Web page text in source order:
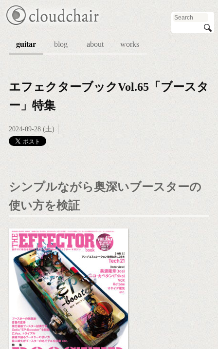
guitar blog about works
エフェクターブックVol.65「ブースタ
ー」特集
2024-09-28 (土)
シンプルながら奥深いブースターの
使い方を検証